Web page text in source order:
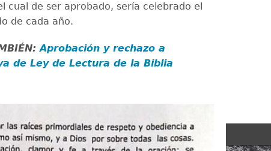
cual de ser aprobado, sería celebrado el
de cada año.
Aprobación y rechazo a
de Ley de Lectura de la Biblia